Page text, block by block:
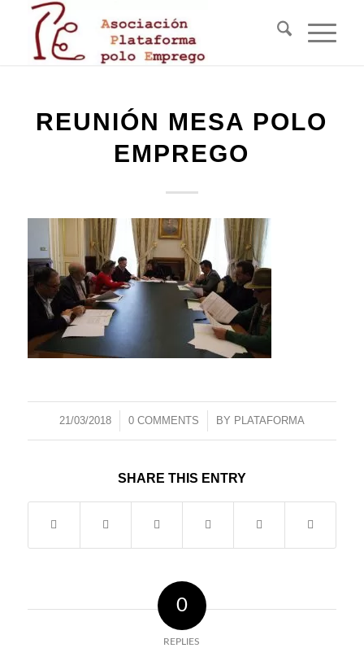
REUNIÓN MESA POLO
EMPREGO
21/03/2018
/ 0 COMMENTS
/ BY PLATAFORMA
SHARE THIS ENTRY
0
REPLIES